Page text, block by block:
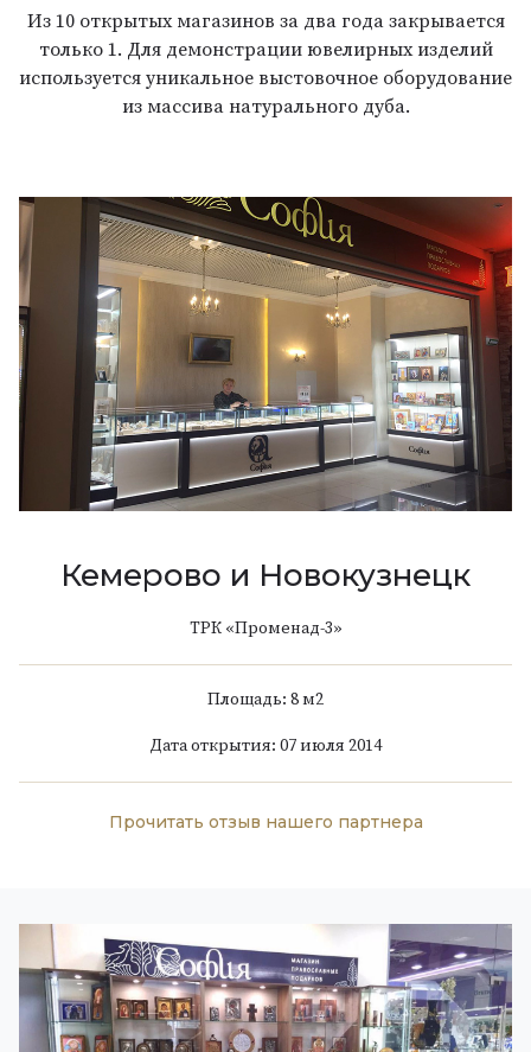
Из 10 открытых магазинов за два года закрывается
только 1. Для демонстрации ювелирных изделий
используется уникальное выстовочное оборудование
из массива натурального дуба.
Кемерово и Новокузнецк
ТРК «Променад-3»
Площадь: 8 м2
Дата открытия: 07 июля 2014
Прочитать отзыв нашего партнера